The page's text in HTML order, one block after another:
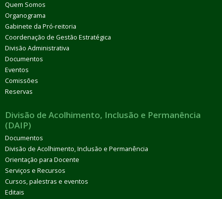
Quem Somos
Organograma
Gabinete da Pró-reitoria
Coordenação de Gestão Estratégica
Divisão Administrativa
Documentos
Eventos
Comissões
Reservas
Divisão de Acolhimento, Inclusão e Permanência
(DAIP)
Documentos
Divisão de Acolhimento, Inclusão e Permanência
Orientação para Docente
Serviços e Recursos
Cursos, palestras e eventos
Editais